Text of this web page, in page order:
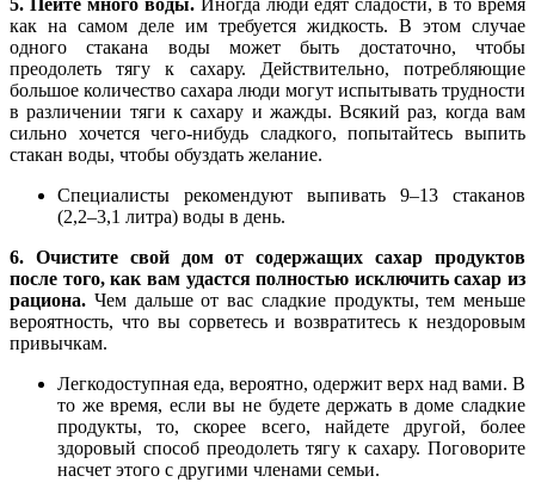
5. Пейте много воды.Иногда люди едят сладости, в то время
как на самом деле им требуется жидкость. В этом случае
одного стакана воды может быть достаточно, чтобы
преодолеть тягу к сахару. Действительно, потребляющие
большое количество сахара люди могут испытывать трудности
в различении тяги к сахару и жажды. Всякий раз, когда вам
сильно хочется чего-нибудь сладкого, попытайтесь выпить
стакан воды, чтобы обуздать желание.
Специалисты рекомендуют выпивать 9–13 стаканов
(2,2–3,1 литра) воды в день.
6. Очистите свой дом от содержащих сахар продуктов
после того, как вам удастся полностью исключить сахар из
рациона. Чем дальше от вас сладкие продукты, тем меньше
вероятность, что вы сорветесь и возвратитесь к нездоровым
привычкам.
Легкодоступная еда, вероятно, одержит верх над вами. В
то же время, если вы не будете держать в доме сладкие
продукты, то, скорее всего, найдете другой, более
здоровый способ преодолеть тягу к сахару. Поговорите
насчет этого с другими членами семьи.